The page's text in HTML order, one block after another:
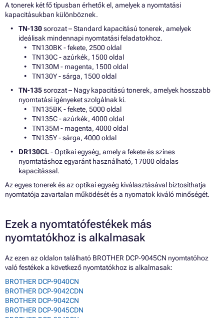
A tonerek két fő típusban érhetők el, amelyek a nyomtatási
kapacitásukban különböznek.
TN-130sorozat – Standard kapacitású tonerek, amelyek
ideálisak mindennapi nyomtatási feladatokhoz.
TN130BK - fekete, 2500 oldal
TN130C - azúrkék, 1500 oldal
TN130M - magenta, 1500 oldal
TN130Y - sárga, 1500 oldal
TN-135sorozat – Nagy kapacitású tonerek, amelyek hosszabb
nyomtatási igényeket szolgálnak ki.
TN135BK - fekete, 5000 oldal
TN135C - azúrkék, 4000 oldal
TN135M - magenta, 4000 oldal
TN135Y - sárga, 4000 oldal
DR130CL- Optikai egység, amely a fekete és színes
nyomtatáshoz egyaránt használható, 17000 oldalas
kapacitással.
Az egyes tonerek és az optikai egység kiválasztásával biztosíthatja
nyomtatója zavartalan működését és a nyomatok kiváló minőségét.
Ezek a nyomtatófestékek más
nyomtatókhoz is alkalmasak
Az ezen az oldalon található BROTHER DCP-9045CN nyomtatóhoz
való festékek a következő nyomtatókhoz is alkalmasak:
BROTHER DCP-9040CN
BROTHER DCP-9042CDN
BROTHER DCP-9042CN
BROTHER DCP-9045CDN